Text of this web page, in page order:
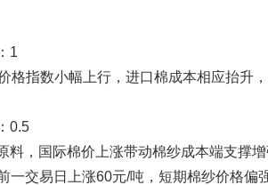
1
格指数小幅上行，进口棉成本相应抬升
0.5
料，国际棉价上涨带动棉纱成本端支撑
一交易日上涨60元/吨，短期棉纱价格偏